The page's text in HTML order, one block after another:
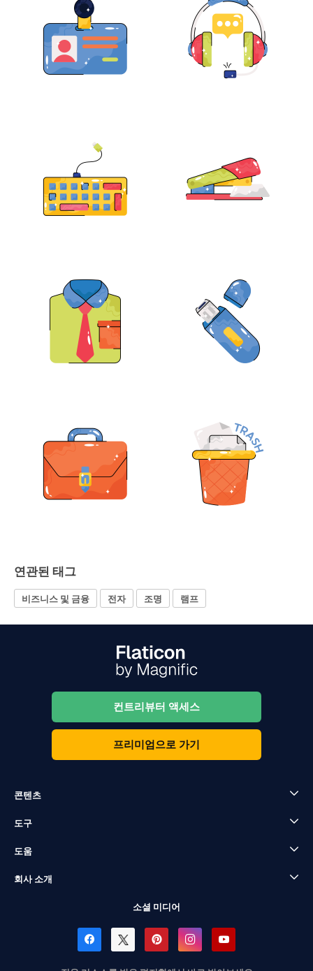
연관된 태그
비즈니스 및 금융 전자 조명 램프
컨트리뷰터 액세스
프리미엄으로 가기
콘텐츠
도구
도움
회사 소개
소셜 미디어